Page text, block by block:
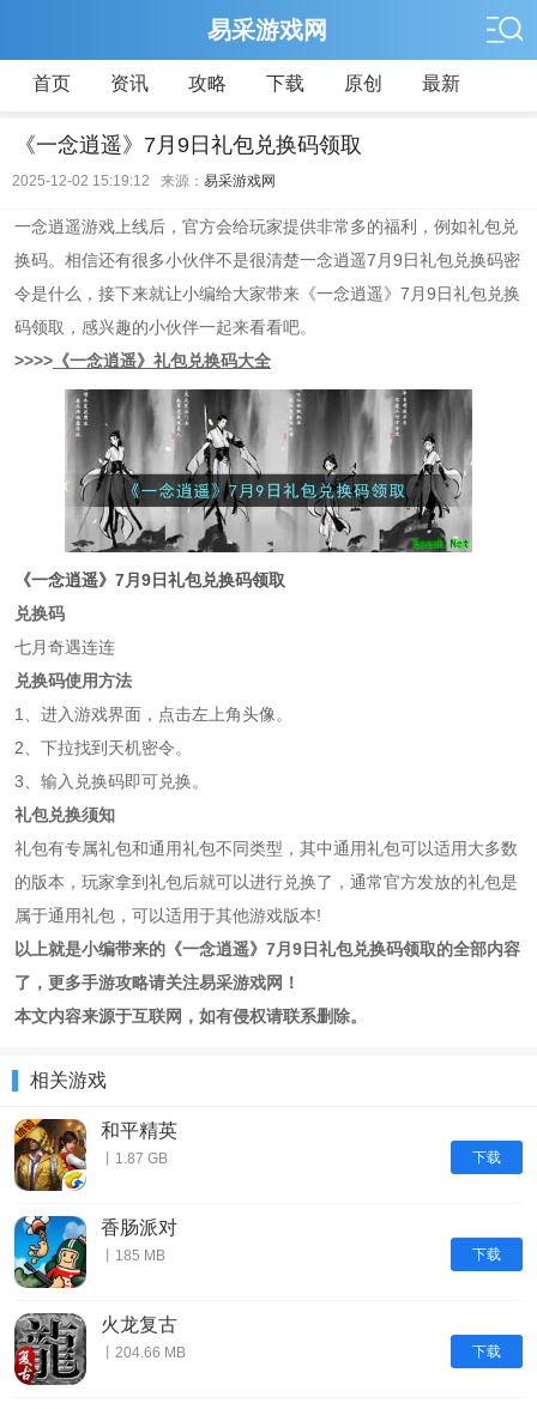
易采游戏网
首页 资讯 攻略 下载 原创 最新
《一念逍遥》7月9日礼包兑换码领取
2025-12-02 15:19:12 来源： 易采游戏网
一念逍遥游戏上线后，官方会给玩家提供非常多的福利，例如礼包兑
换码。相信还有很多小伙伴不是很清楚一念逍遥7月9日礼包兑换码密
令是什么，接下来就让小编给大家带来《一念逍遥》7月9日礼包兑换
码领取，感兴趣的小伙伴一起来看看吧。
>>>> 《一念逍遥》礼包兑换码大全
《一念逍遥》7月9日礼包兑换码领取
兑换码
七月奇遇连连
兑换码使用方法
1、进入游戏界面，点击左上角头像。
2、下拉找到天机密令。
3、输入兑换码即可兑换。
礼包兑换须知
礼包有专属礼包和通用礼包不同类型，其中通用礼包可以适用大多数
的版本，玩家拿到礼包后就可以进行兑换了，通常官方发放的礼包是
属于通用礼包，可以适用于其他游戏版本!
以上就是小编带来的《一念逍遥》7月9日礼包兑换码领取的全部内容
了，更多手游攻略请关注易采游戏网！
本文内容来源于互联网，如有侵权请联系删除。
相关游戏
下载
和平精英
丨1.87 GB
下载
香肠派对
丨185 MB
下载
火龙复古
丨204.66 MB